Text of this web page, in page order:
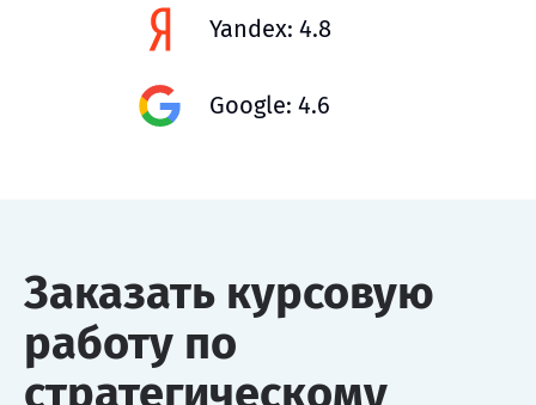
Yandex: 4.8
Google: 4.6
Заказать курсовую
работу по
стратегическому